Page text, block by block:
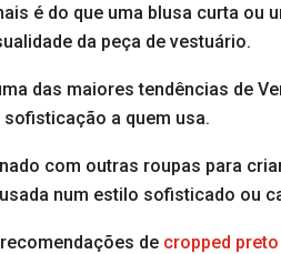
é do que uma blusa curta ou
da peça de vestuário.
das maiores tendências de
a quem usa.
com outras roupas para
num estilo sofisticado ou
de cropped preto